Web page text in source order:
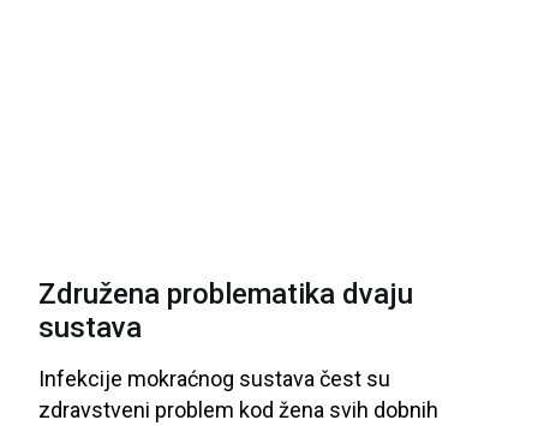
Združena problematika dvaju
sustava
Infekcije mokraćnog sustava čest su
zdravstveni problem kod žena svih dobnih